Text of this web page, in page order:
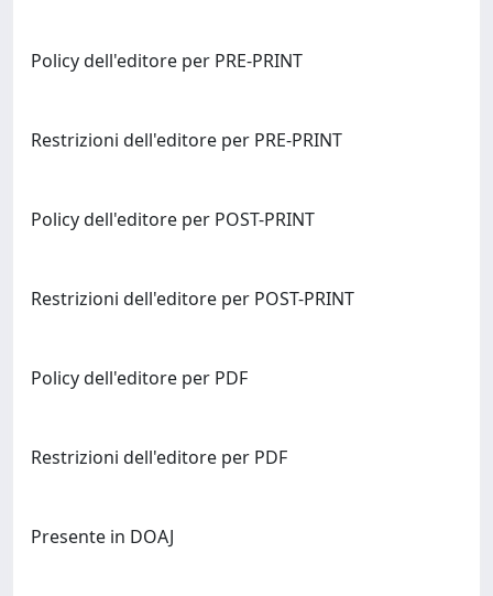
Policy dell'editore per PRE-PRINT
Restrizioni dell'editore per PRE-PRINT
Policy dell'editore per POST-PRINT
Restrizioni dell'editore per POST-PRINT
Policy dell'editore per PDF
Restrizioni dell'editore per PDF
Presente in DOAJ